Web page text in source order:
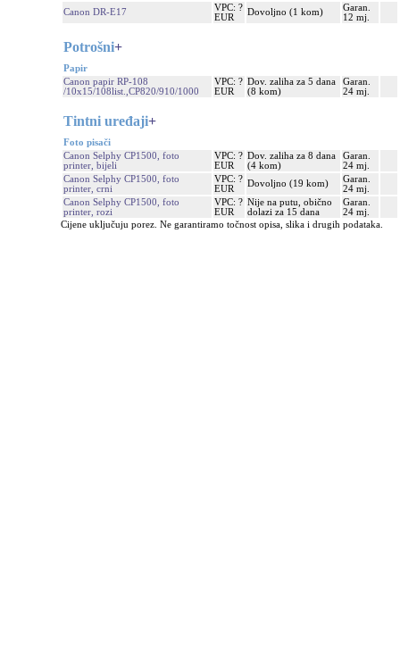
Canon DR-E17
VPC: ?
EUR
Dovoljno (1 kom)
Garan.
12 mj.
Potrošni+
Papir
Canon papir RP-108
/10x15/108list.,CP820/910/1000
VPC: ?
EUR
Dov. zaliha za 5 dana
(8 kom)
Garan.
24 mj.
Tintni uređaji+
Foto pisači
Canon Selphy CP1500, foto
printer, bijeli
VPC: ?
EUR
Dov. zaliha za 8 dana
(4 kom)
Garan.
24 mj.
Canon Selphy CP1500, foto
printer, crni
VPC: ?
EUR
Dovoljno (19 kom)
Garan.
24 mj.
Canon Selphy CP1500, foto
printer, rozi
VPC: ?
EUR
Nije na putu, obično
dolazi za 15 dana
Garan.
24 mj.
Cijene uključuju porez. Ne garantiramo točnost opisa, slika i drugih podataka.